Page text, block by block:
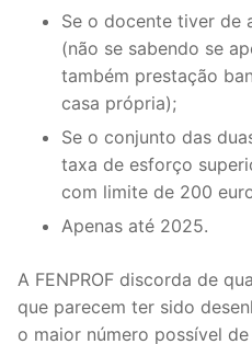
DOCENTES
Formação
Área de Sócios
Revista Intervir
Contactos
Se o docente tiver de
(não se sabendo se
também prestação
casa própria);
Se o conjunto das
taxa de esforço
com limite de 200
Apenas até 2025.
A FENPROF discorda de
que parecem ter sido
o maior número possível